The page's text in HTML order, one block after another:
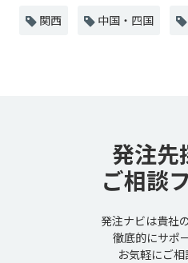
関西 中国・四国
発注先
ご相談
発注ナビは貴社
徹底的にサポ
お気軽にご相